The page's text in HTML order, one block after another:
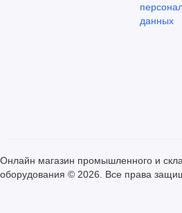
данных
Онлайн магазин промышленного и
оборудования © 2026. Все права